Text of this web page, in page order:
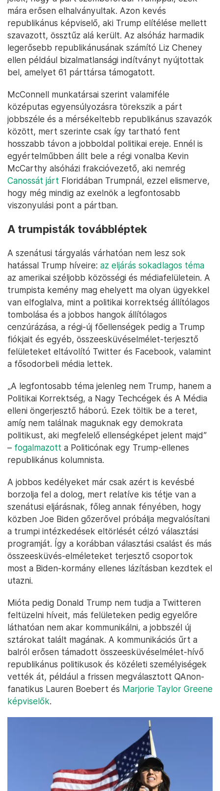
mára erősen elhalványultak. Azon kevés
republikánus képviselő, aki Trump elítélése mellett
szavazott, össztűz alá került. Az alsóház harmadik
legerősebb republikánusának számító Liz Cheney
ellen például bizalmatlansági indítványt nyújtottak
bel, amelyet 61 párttársa támogatott.
McConnell munkatársai szerint valamiféle
középutas egyensúlyozásra törekszik a párt
jobbszéle és a mérsékeltebb republikánus szavazók
között, mert szerinte csak így tartható fent
hosszabb távon a jobboldal politikai ereje. Ennél is
egyértelműbben állt bele a régi vonalba Kevin
McCarthy alsóházi frakcióvezető, aki nemrég
Canossát járt Floridában Trumpnál, ezzel elismerve,
hogy még mindig az exelnök a legfontosabb
viszonyulási pont a pártban.
A trumpisták továbbléptek
A szenátusi tárgyalás várhatóan nem lesz sok
hatással Trump híveire: az eljárás sokadlagos téma
az amerikai széljobb közösségi és médiafelületein. A
trumpista kemény mag ehelyett ma olyan ügyekkel
van elfoglalva, mint a politikai korrektség állítólagos
tombolása és a jobbos hangok állítólagos
cenzúrázása, a régi-új főellenségek pedig a Trump
fiókjait és egyéb, összeesküvéselmélet-terjesztő
felületeket eltávolító Twitter és Facebook, valamint
a fősodorbeli média lettek.
„A legfontosabb téma jelenleg nem Trump, hanem a
Politikai Korrektség, a Nagy Techcégek és A Média
elleni öngerjesztő háború. Ezek töltik be a teret,
amíg nem találnak maguknak egy demokrata
politikust, aki megfelelő ellenségképet jelent majd”
– fogalmazott a Politicónak egy Trump-ellenes
republikánus kolumnista.
A jobbos kedélyeket már csak azért is kevésbé
borzolja fel a dolog, mert relatíve kis tétje van a
szenátusi eljárásnak, főleg annak fényében, hogy
közben Joe Biden gőzerővel próbálja megvalósítani
a trumpi intézkedések eltörlését célzó választási
programját. Így a korábban választási csalást és más
összeesküvés-elméleteket terjesztő csoportok
most a Biden-kormány ellenes lázításban kezdtek el
utazni.
Mióta pedig Donald Trump nem tudja a Twitteren
feltüzelni híveit, más felületeken pedig egyelőre
láthatóan nem akar kommunikálni, a jobbszél új
sztárokat talált magának. A kommunikációs űrt a
balról erősen támadott összeesküvéselmélet-hívő
republikánus politikusok és közéleti személyiségek
vették át, például a frissen megválasztott QAnon-
fanatikus Lauren Boebert és Marjorie Taylor Greene
képviselők.